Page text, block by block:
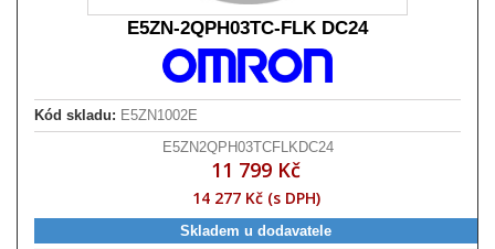
E5ZN-2QPH03TC-FLK DC24
Kód skladu: E5ZN1002E
E5ZN2QPH03TCFLKDC24
11 799 Kč
14 277 Kč (s DPH)
Skladem u dodavatele